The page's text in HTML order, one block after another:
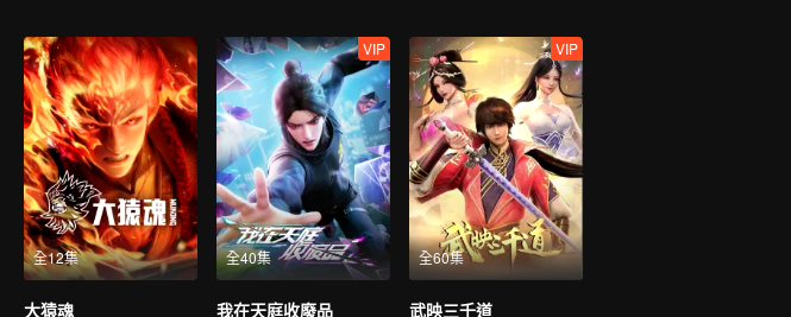
全12集
大猿魂
全40集
VIP
我在天庭收廢品
全60集
VIP
武映三千道